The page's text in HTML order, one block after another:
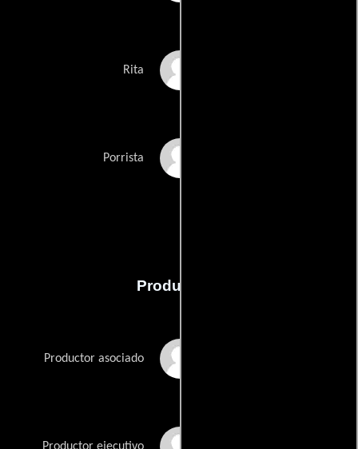
Rita
Porrista
Producción
Productor asociado
Productor ejecutivo